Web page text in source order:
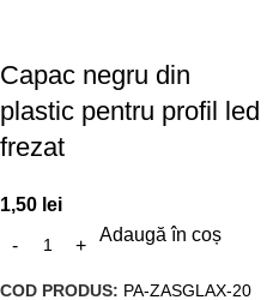
Capac negru din
plastic pentru profil led
frezat
1,50 lei
Adaugă în coș
COD PRODUS: PA-ZASGLAX-20